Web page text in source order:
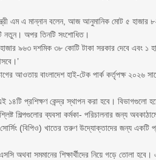
এম এ মান্নান বলেন, আজ আনুমানিক মোট ৫
নতুন। অপর তিনটি সংশোধিত।
৯৬৩ দশমিক ৩৮ কোটি টাকা সরকার দেবে এবং
আওতায় বাংলাদেশ হাই-টেক পার্ক কর্তৃপক্ষ ২০২৬
প্রশিক্ষণ কেন্দ্র স্থাপন করা হবে। বিভাগগুলো
শিল্পগুলোর ব্যবসা কর্মকা- পরিচালনার জন্য
(বিপিও) খাতের তরুণ উদ্যোক্তাদের জন্য
অথবা সমমানের শিক্ষার্থীদের নিয়ে গড়ে তোলা